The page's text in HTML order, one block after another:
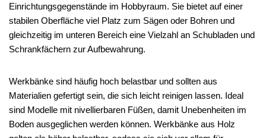
Einrichtungsgegenstände im Hobbyraum. Sie bietet auf einer
stabilen Oberfläche viel Platz zum Sägen oder Bohren und
gleichzeitig im unteren Bereich eine Vielzahl an Schubladen und
Schrankfächern zur Aufbewahrung.
Werkbänke sind häufig hoch belastbar und sollten aus
Materialien gefertigt sein, die sich leicht reinigen lassen. Ideal
sind Modelle mit nivellierbaren Füßen, damit Unebenheiten im
Boden ausgeglichen werden können. Werkbänke aus Holz